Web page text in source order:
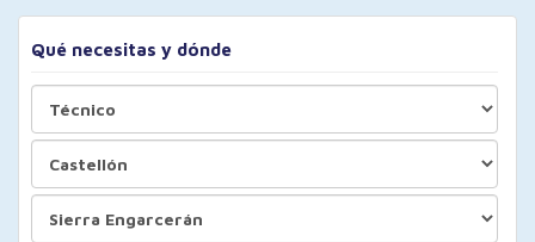
Qué necesitas y dónde